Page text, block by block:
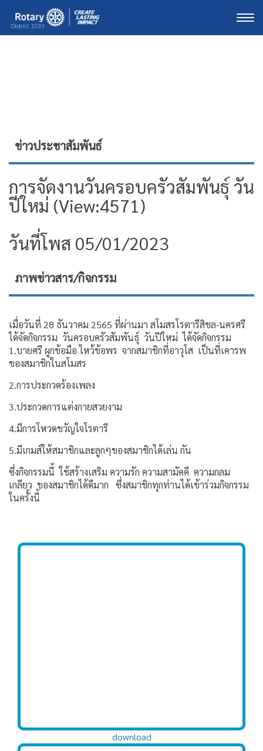
ข่าวประชาสัมพันธ์
การจัดงานวันครอบครัวสัมพันธ์ุ วัน
ปีใหม่ (View:4571)
วันที่โพส 05/01/2023
ภาพข่าวสาร/กิจกรรม
เมื่อวันที่ 28 ธันวาคม 2565 ที่ผ่านมา สโมสรโรตารีสิชล-นครศรี
ได้จัดกิจกรรม วันครอบครัวสัมพันธ์ุ วันปีใหม่ ได้จัดกิจกรรม
1.บายศรี ผูกข้อมือ ไหว้ข้อพร จากสมาชิกที่อาวุโส เป็นที่เคารพ
ของสมาชิกในสโมสร
2.การประกวดร้องเพลง
3.ประกวดการแต่งกายสวยงาม
4.มีการโหวดขวัญใจโรตารี
5.มีเกมส์ให้สมาชิกและลูกๆของสมาชิกได้เล่น กัน
ซึ่งกิจกรรมนี้ ใช้สร้างเสริม ความรัก ความสามัคคี ความกลม
เกลียว ของสมาชิกได้ดีมาก ซึ่งสมาชิกทุกท่านได้เข้าร่วมกิจกรรม
ในครั้งนี้
download